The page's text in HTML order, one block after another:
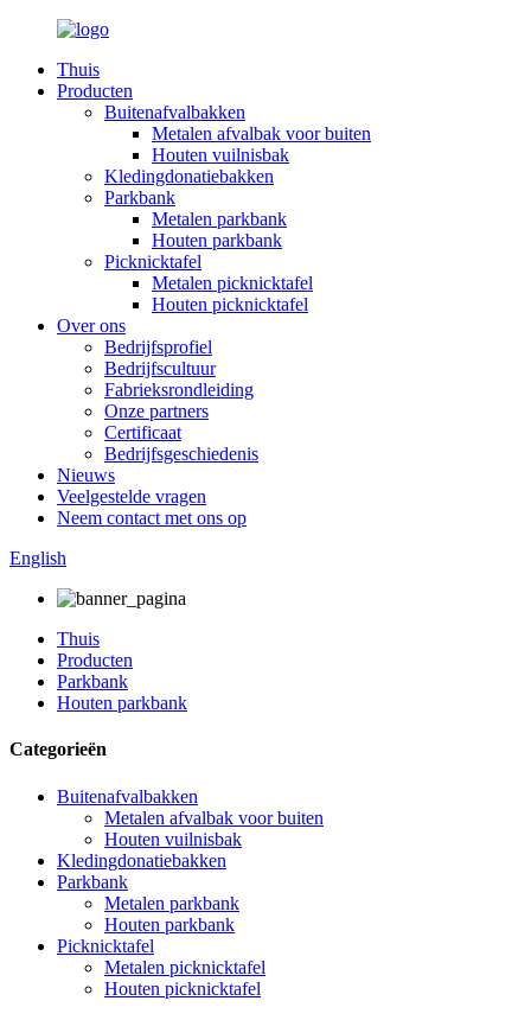
Thuis
Producten
Buitenafvalbakken
Metalen afvalbak voor buiten
Houten vuilnisbak
Kledingdonatiebakken
Parkbank
Metalen parkbank
Houten parkbank
Picknicktafel
Metalen picknicktafel
Houten picknicktafel
Over ons
Bedrijfsprofiel
Bedrijfscultuur
Fabrieksrondleiding
Onze partners
Certificaat
Bedrijfsgeschiedenis
Nieuws
Veelgestelde vragen
Neem contact met ons op
English
Thuis
Producten
Parkbank
Houten parkbank
Categorieën
Buitenafvalbakken
Metalen afvalbak voor buiten
Houten vuilnisbak
Kledingdonatiebakken
Parkbank
Metalen parkbank
Houten parkbank
Picknicktafel
Metalen picknicktafel
Houten picknicktafel